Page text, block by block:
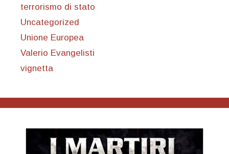
terrorismo di stato
Uncategorized
Unione Europea
Valerio Evangelisti
vignetta